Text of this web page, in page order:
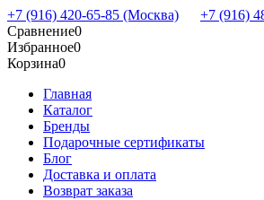
+7 (916) 420-65-85 (Москва) +7 (916)
Сравнение0
Избранное0
Корзина0
Главная
Каталог
Бренды
Подарочные сертификаты
Блог
Доставка и оплата
Возврат заказа